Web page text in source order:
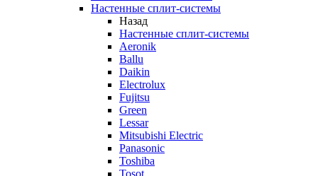
Настенные сплит-системы
Назад
Настенные сплит-системы
Aeronik
Ballu
Daikin
Electrolux
Fujitsu
Green
Lessar
Mitsubishi Electric
Panasonic
Toshiba
Tosot